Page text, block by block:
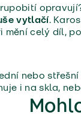
vytlačí.
mění celý díl,
nebo
i na skla,